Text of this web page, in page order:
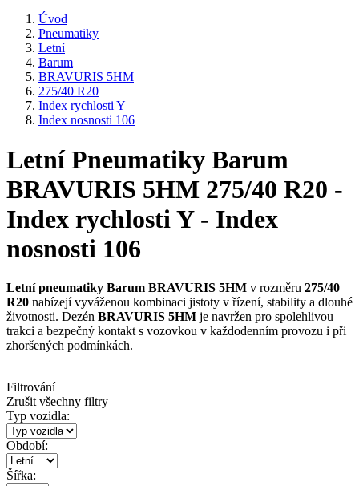
Úvod
Pneumatiky
Letní
Barum
BRAVURIS 5HM
275/40 R20
Index rychlosti Y
Index nosnosti 106
Letní Pneumatiky Barum
BRAVURIS 5HM 275/40 R20 -
Index rychlosti Y - Index
nosnosti 106
Letní pneumatiky Barum BRAVURIS 5HM v rozměru 275/40
R20 nabízejí vyváženou kombinaci jistoty v řízení, stability a dlouhé
životnosti. Dezén BRAVURIS 5HM je navržen pro spolehlivou
trakci a bezpečný kontakt s vozovkou v každodenním provozu i při
zhoršených podmínkách.
Filtrování
Zrušit všechny filtry
Typ vozidla:
Období:
Šířka: